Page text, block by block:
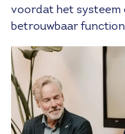
voordat het systeem
betrouwbaar